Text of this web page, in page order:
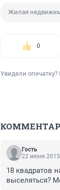
Жилая
0
Увидели
Гость
22 июня
18 квадратов
выселяться?